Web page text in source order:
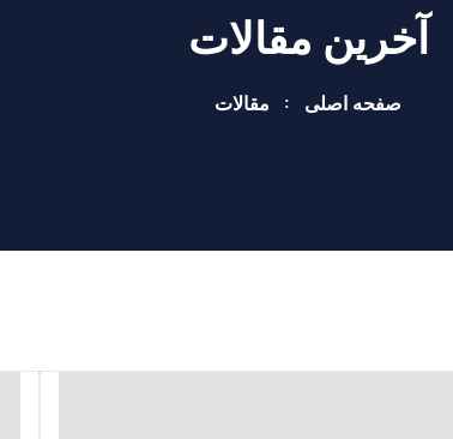
آخرین مقالات
صفحه اصلی مقالات